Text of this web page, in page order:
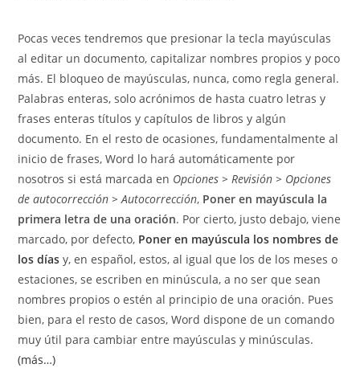
entrada:
entrada:
Pocas veces tendremos que presionar la tecla mayúsculas
al editar un documento, capitalizar nombres propios y poco
más. El bloqueo de mayúsculas, nunca, como regla general.
Palabras enteras, solo acrónimos de hasta cuatro letras y
frases enteras títulos y capítulos de libros y algún
documento. En el resto de ocasiones, fundamentalmente al
inicio de frases, Word lo hará automáticamente por
nosotros si está marcada en Opciones > Revisión > Opciones
de autocorrección > Autocorrección, Poner en mayúscula la
primera letra de una oración. Por cierto, justo debajo, viene
marcado, por defecto, Poner en mayúscula los nombres de
los días y, en español, estos, al igual que los de los meses o
estaciones, se escriben en minúscula, a no ser que sean
nombres propios o estén al principio de una oración. Pues
bien, para el resto de casos, Word dispone de un comando
muy útil para cambiar entre mayúsculas y minúsculas.
(más…)